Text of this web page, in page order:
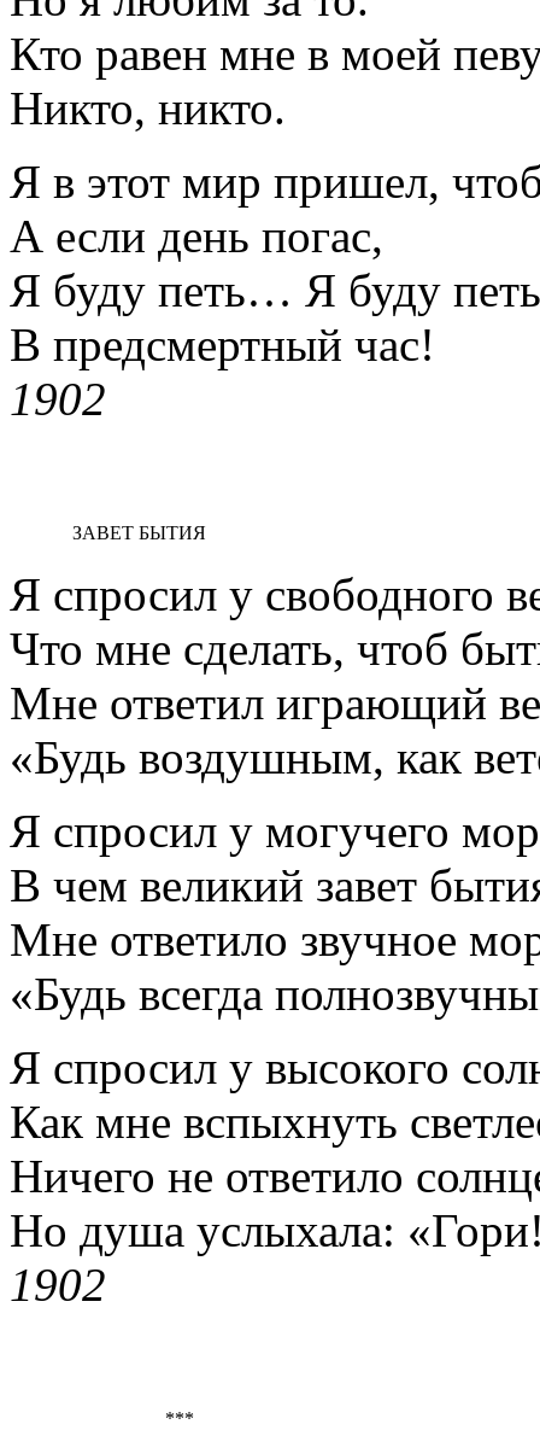
Кто равен мне в моей
Никто, никто.
Я в этот мир пришел,
А если день погас,
Я буду петь… Я буду
В предсмертный час!
1902
ЗАВЕТ БЫТИЯ
Я спросил у свободного
Что мне сделать, чтоб
Мне ответил играющий
«Будь воздушным, как
Я спросил у могучего
В чем великий завет
Мне ответило звучное
«Будь всегда
Я спросил у высокого
Как мне вспыхнуть
Ничего не ответило
Но душа услыхала:
1902
***